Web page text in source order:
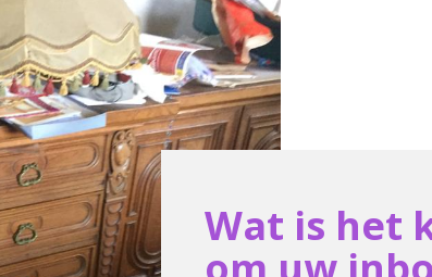
Wat is het